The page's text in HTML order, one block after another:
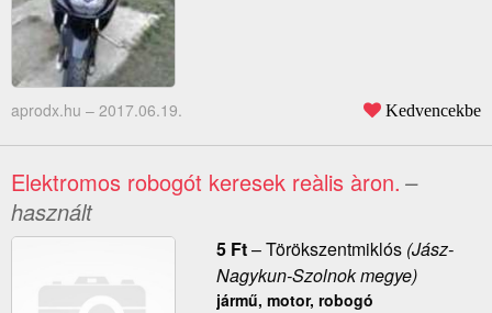
aprodx.hu – 2017.06.19. Kedvencekbe
Elektromos robogót keresek reàlis àron. –
használt
5 Ft–Törökszentmiklós(Jász-
Nagykun-Szolnok megye)
jármű, motor, robogó